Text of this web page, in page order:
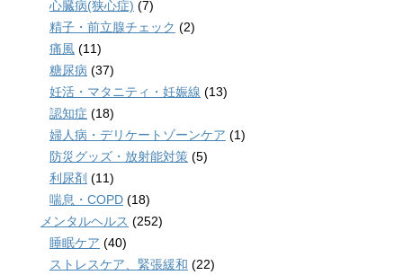
心臓病(狭心症) (7)
精子・前立腺チェック (2)
痛風 (11)
糖尿病 (37)
妊活・マタニティ・妊娠線 (13)
認知症 (18)
婦人病・デリケートゾーンケア (1)
防災グッズ・放射能対策 (5)
利尿剤 (11)
喘息・COPD (18)
メンタルヘルス (252)
睡眠ケア (40)
ストレスケア、緊張緩和 (22)